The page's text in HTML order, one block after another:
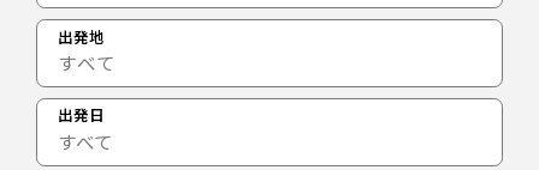
出発地
出発日
すべて